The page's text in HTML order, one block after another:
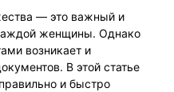
— это важный и
женщины. Однако
возникает и
В этой статье
и быстро